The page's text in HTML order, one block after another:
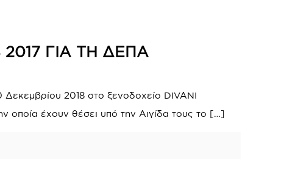
2017 ΓΙΑ ΤΗ ΔΕΠΑ
2018 στο ξενοδοχείο DIVANI
οποία έχουν θέσει υπό την Αιγίδα τους το […]